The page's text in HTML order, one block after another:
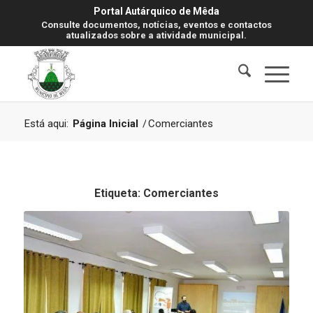
Portal Autárquico de Mêda
Consulte documentos, notícias, eventos e contactos
atualizados sobre a atividade municipal.
Está aqui: Página Inicial /Comerciantes
Etiqueta: Comerciantes